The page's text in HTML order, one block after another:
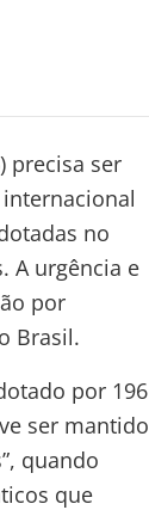
precisa ser
no
A urgência e
por
Brasil.
por 196
ser mantido
quando
que